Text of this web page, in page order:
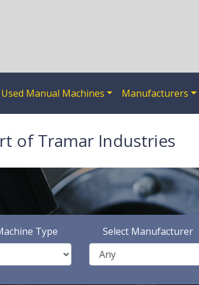
Used Manual Machines Manufacturers
of Tramar Industries
Type Select Manufacturer